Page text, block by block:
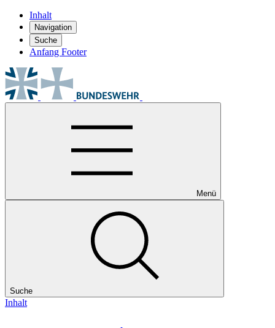
Inhalt
Navigation
Suche
Anfang Footer
Menü
Suche
Inhalt